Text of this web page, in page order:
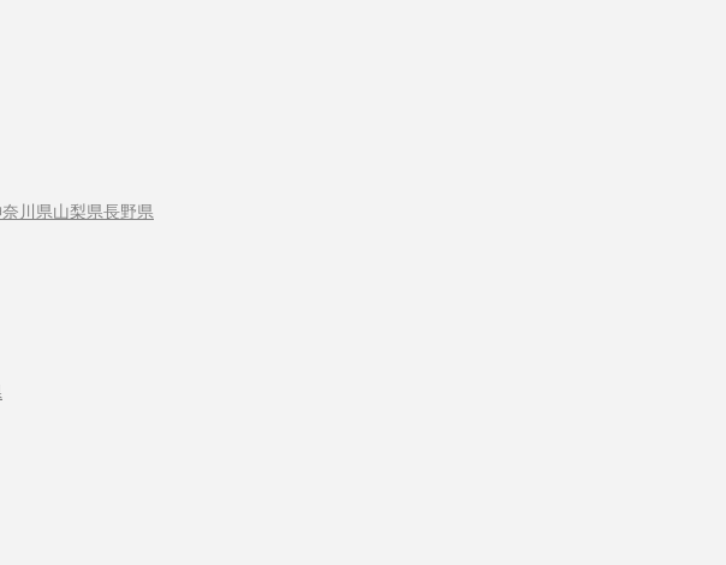
川県山梨県長野県